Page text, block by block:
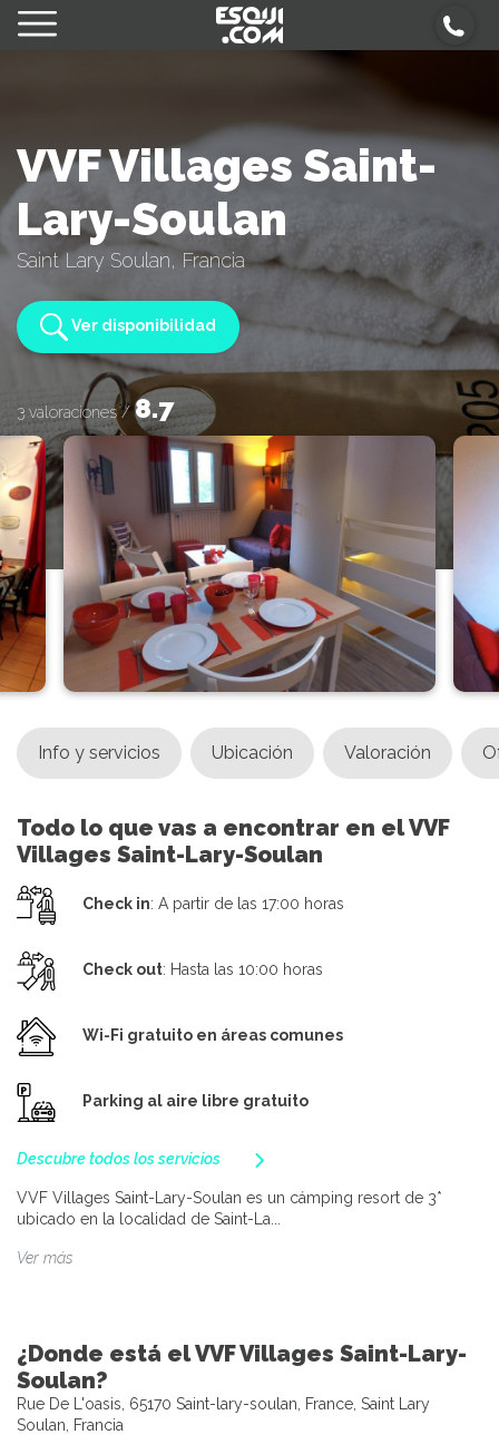
VVF Villages Saint-
Lary-Soulan
Saint Lary Soulan, Francia
Ver disponibilidad
3 valoraciones /8.7
Info y servicios Ubicación Valoración
Todo lo que vas a encontrar en el VVF
Villages Saint-Lary-Soulan
Check in: A partir de las 17:00 horas
Check out: Hasta las 10:00 horas
Wi-Fi gratuito en áreas comunes
Parking al aire libre gratuito
Descubre todos los servicios
VVF Villages Saint-Lary-Soulan es un cámping resort de 3*
ubicado en la localidad de Saint-La...
Ver más
¿Donde está el VVF Villages Saint-Lary-
Soulan?
Rue De L'oasis, 65170 Saint-lary-soulan, France, Saint Lary
Soulan, Francia